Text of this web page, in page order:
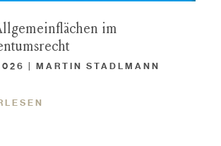
im
| MARTIN STADLMANN